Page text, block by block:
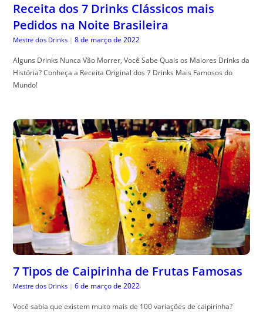
Receita dos 7 Drinks Clássicos mais
Pedidos na Noite Brasileira
Mestre dos Drinks | 8 de março de 2022
Alguns Drinks Nunca Vão Morrer, Você Sabe Quais os Maiores Drinks da
História? Conheça a Receita Original dos 7 Drinks Mais Famosos do
Mundo!
7 Tipos de Caipirinha de Frutas Famosas
Mestre dos Drinks | 6 de março de 2022
Você sabia que existem muito mais de 100 variações de caipirinha?